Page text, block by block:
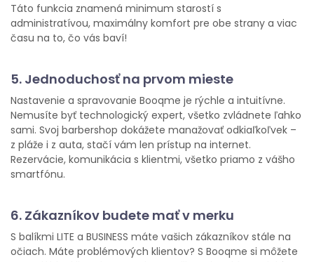
Táto funkcia znamená minimum starostí s
administratívou, maximálny komfort pre obe strany a viac
času na to, čo vás baví!
5. Jednoduchosť na prvom mieste
Nastavenie a spravovanie Booqme je rýchle a intuitívne.
Nemusíte byť technologický expert, všetko zvládnete ľahko
sami. Svoj barbershop dokážete manažovať odkiaľkoľvek –
z pláže i z auta, stačí vám len prístup na internet.
Rezervácie, komunikácia s klientmi, všetko priamo z vášho
smartfónu.
6. Zákazníkov budete mať v merku
S balíkmi LITE a BUSINESS máte vašich zákazníkov stále na
očiach. Máte problémových klientov? S Booqme si môžete